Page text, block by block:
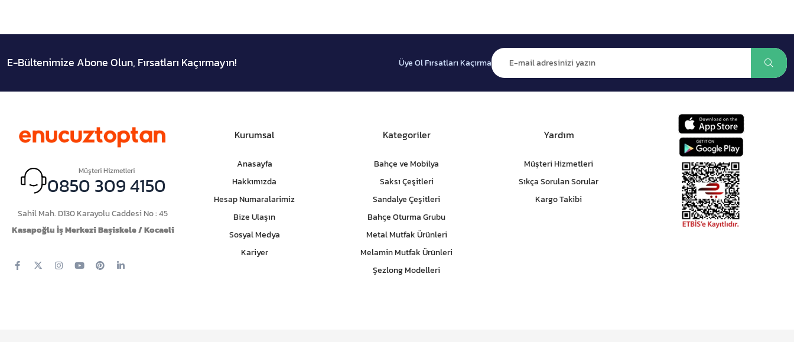
E-Bültenimize Abone Olun, Fırsatları Kaçırmayın! Üye Ol Fırsatları Kaçırma
Müşteri Hizmetleri
0850 309 4150
Sahil Mah. D130 Karayolu Caddesi No : 45
Kasapoğlu İş Merkezi Başiskele / Kocaeli
Kurumsal
Anasayfa
Hakkımızda
Hesap Numaralarimiz
Bize Ulaşın
Sosyal Medya
Kariyer
Kategoriler
Bahçe ve Mobilya
Saksı Çeşitleri
Sandalye Çeşitleri
Bahçe Oturma Grubu
Metal Mutfak Ürünleri
Melamin Mutfak Ürünleri
Şezlong Modelleri
Yardım
Müşteri Hizmetleri
Sıkça Sorulan Sorular
Kargo Takibi